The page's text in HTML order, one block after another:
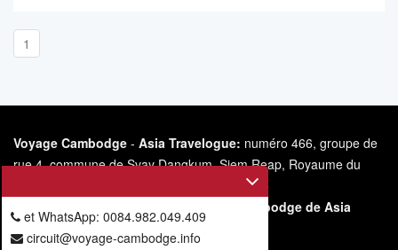
1
Voyage Cambodge - Asia Travelogue: numéro 466, groupe de
rue 4, commune de Svay Dangkum, Siem Reap, Royaume du
https://voyage-
appartient à Voyage Cambodge de Asia
Travelogue.
et WhatsApp: 0084.982.049.409
circuit@voyage-cambodge.info